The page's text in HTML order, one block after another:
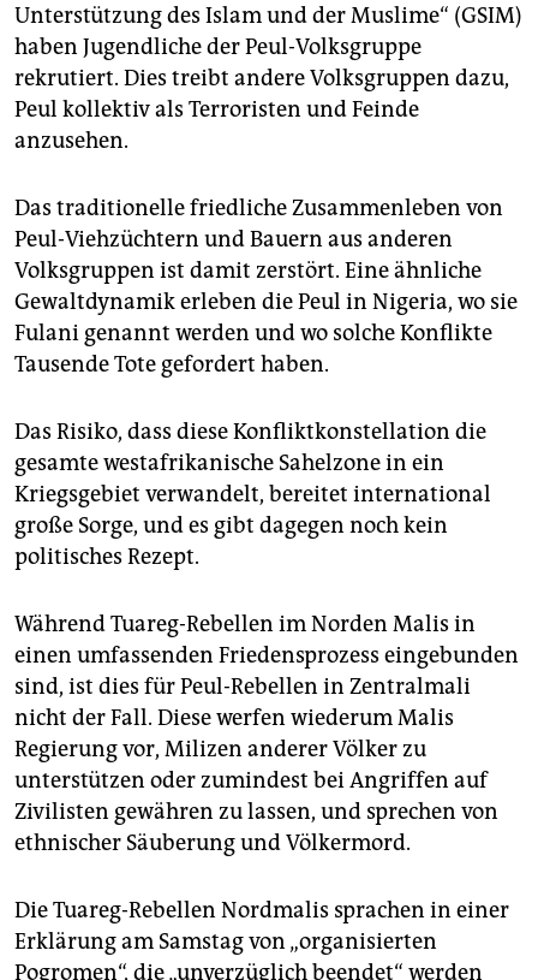
Unterstützung des Islam und der Muslime“ (GSIM)
haben Jugendliche der Peul-Volksgruppe
rekrutiert. Dies treibt andere Volksgruppen dazu,
Peul kollektiv als Terroristen und Feinde
anzusehen.
Das traditionelle friedliche Zusammenleben von
Peul-Viehzüchtern und Bauern aus anderen
Volksgruppen ist damit zerstört. Eine ähnliche
Gewaltdynamik erleben die Peul in Nigeria, wo sie
Fulani genannt werden und wo solche Konflikte
Tausende Tote gefordert haben.
Das Risiko, dass diese Konfliktkonstellation die
gesamte westafrikanische Sahelzone in ein
Kriegsgebiet verwandelt, bereitet international
große Sorge, und es gibt dagegen noch kein
politisches Rezept.
Während Tuareg-Rebellen im Norden Malis in
einen umfassenden Friedensprozess eingebunden
sind, ist dies für Peul-Rebellen in Zentralmali
nicht der Fall. Diese werfen wiederum Malis
Regierung vor, Milizen anderer Völker zu
unterstützen oder zumindest bei Angriffen auf
Zivilisten gewähren zu lassen, und sprechen von
ethnischer Säuberung und Völkermord.
Die Tuareg-Rebellen Nordmalis sprachen in einer
Erklärung am Samstag von „organisierten
Pogromen“, die „unverzüglich beendet“ werden